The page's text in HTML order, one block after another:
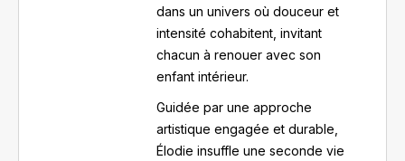
dans un univers où douceur et
intensité cohabitent, invitant
chacun à renouer avec son
enfant intérieur.
Guidée par une approche
artistique engagée et durable,
Élodie insuffle une seconde vie